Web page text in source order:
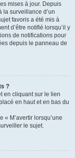
mises à jour. Depuis
la surveillance d’un
favoris a été mis à
d’être notifié lorsqu’il y
de notifications pour
depuis le panneau de
?
en cliquant sur le lien
en haut et en bas du
M’avertir lorsqu’une
le sujet.